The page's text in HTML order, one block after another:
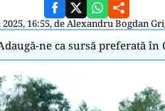
16:55, deAlexandru Bogdan
ne ca sursă preferată în